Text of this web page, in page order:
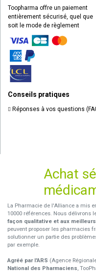
Toopharma offre un paiement
entièrement sécurisé, quel que
soit le mode de règlement
Conseils pratiques
Réponses à vos questions
Achat
La Pharmacie de l'Alliance a mis
10000 références. Nous délivrons
façon qualitative et aux
peuvent proposer les pharmacies
solutionner un partie des
par exemple.
Agréé par l'ARS (Agence
National des Pharmaciens,